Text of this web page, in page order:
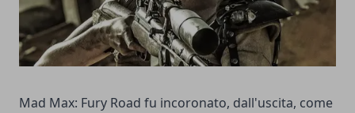
Mad Max: Fury Road fu incoronato, dall'uscita, come